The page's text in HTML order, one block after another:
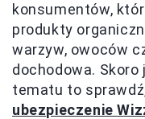
konsumentów,
produkty
warzyw, owoców
dochodowa. Skoro
tematu to
ubezpieczenie